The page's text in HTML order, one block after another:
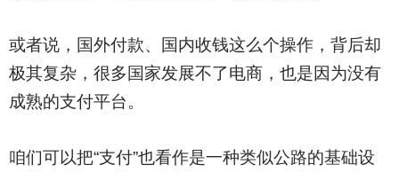
或者说，国外付款、国内收钱这么个操作，背后却
极其复杂，很多国家发展不了电商，也是因为没有
成熟的支付平台。
咱们可以把“支付”也看作是一种类似公路的基础设